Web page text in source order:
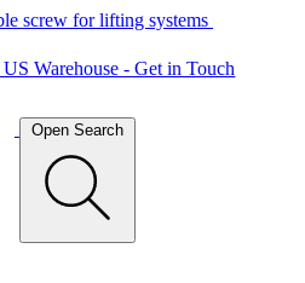
screw for lifting systems
Warehouse - Get in Touch
Open Search